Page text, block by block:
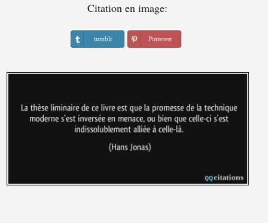
Citation en image:
tumblr Pinterest